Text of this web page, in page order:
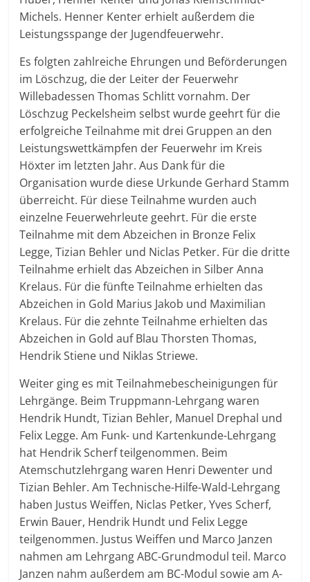
Michels. Henner Kenter erhielt außerdem die
Leistungsspange der Jugendfeuerwehr.
Es folgten zahlreiche Ehrungen und Beförderungen
im Löschzug, die der Leiter der Feuerwehr
Willebadessen Thomas Schlitt vornahm. Der
Löschzug Peckelsheim selbst wurde geehrt für die
erfolgreiche Teilnahme mit drei Gruppen an den
Leistungswettkämpfen der Feuerwehr im Kreis
Höxter im letzten Jahr. Aus Dank für die
Organisation wurde diese Urkunde Gerhard Stamm
überreicht. Für diese Teilnahme wurden auch
einzelne Feuerwehrleute geehrt. Für die erste
Teilnahme mit dem Abzeichen in Bronze Felix
Legge, Tizian Behler und Niclas Petker. Für die dritte
Teilnahme erhielt das Abzeichen in Silber Anna
Krelaus. Für die fünfte Teilnahme erhielten das
Abzeichen in Gold Marius Jakob und Maximilian
Krelaus. Für die zehnte Teilnahme erhielten das
Abzeichen in Gold auf Blau Thorsten Thomas,
Hendrik Stiene und Niklas Striewe.
Weiter ging es mit Teilnahmebescheinigungen für
Lehrgänge. Beim Truppmann-Lehrgang waren
Hendrik Hundt, Tizian Behler, Manuel Drephal und
Felix Legge. Am Funk- und Kartenkunde-Lehrgang
hat Hendrik Scherf teilgenommen. Beim
Atemschutzlehrgang waren Henri Dewenter und
Tizian Behler. Am Technische-Hilfe-Wald-Lehrgang
haben Justus Weiffen, Niclas Petker, Yves Scherf,
Erwin Bauer, Hendrik Hundt und Felix Legge
teilgenommen. Justus Weiffen und Marco Janzen
nahmen am Lehrgang ABC-Grundmodul teil. Marco
Janzen nahm außerdem am BC-Modul sowie am A-